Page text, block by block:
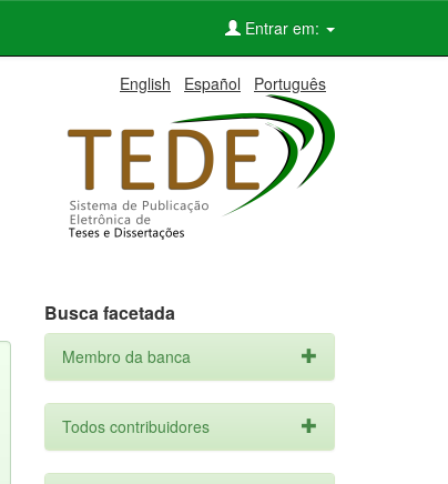
Entrar em:
English Español Português
Busca facetada
Membro da banca
Todos contribuidores